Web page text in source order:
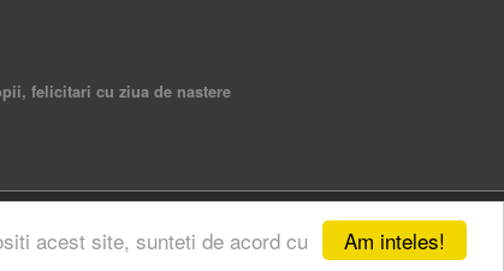
Am inteles!
acest site, sunteti de acord cu
felicitari cu ziua de nastere